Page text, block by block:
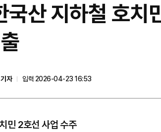
국산 지하철 호치
자
입력 2026-04-23 16:53
민 2호선 사업 수주